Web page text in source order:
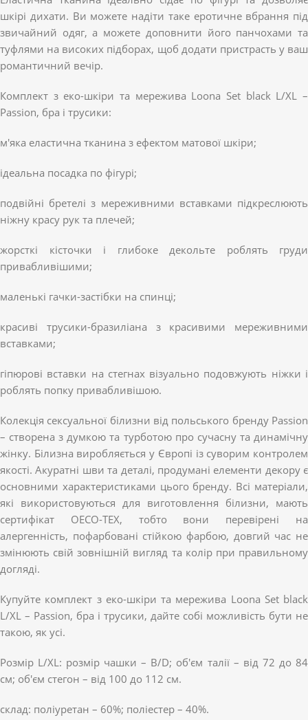
шкірі дихати. Ви можете надіти таке еротичне вбрання під
звичайний одяг, а можете доповнити його панчохами та
туфлями на високих підборах, щоб додати пристрасть у ваш
романтичний вечір.
Комплект з еко-шкіри та мережива Loona Set black L/XL –
Passion, бра і трусики:
м'яка еластична тканина з ефектом матової шкіри;
ідеальна посадка по фігурі;
подвійні бретелі з мереживними вставками підкреслюють
ніжну красу рук та плечей;
жорсткі кісточки і глибоке декольте роблять груди
привабливішими;
маленькі гачки-застібки на спинці;
красиві трусики-бразиліана з красивими мереживними
вставками;
гіпюрові вставки на стегнах візуально подовжують ніжки і
роблять попку привабливішою.
Колекція сексуальної білизни від польського бренду Passion
– створена з думкою та турботою про сучасну та динамічну
жінку. Білизна виробляється у Європі із суворим контролем
якості. Акуратні шви та деталі, продумані елементи декору є
основними характеристиками цього бренду. Всі матеріали,
які використовуються для виготовлення білизни, мають
сертифікат OECO-TEX, тобто вони перевірені на
алергенність, пофарбовані стійкою фарбою, довгий час не
змінюють свій зовнішній вигляд та колір при правильному
догляді.
Купуйте комплект з еко-шкіри та мережива Loona Set black
L/XL – Passion, бра і трусики, дайте собі можливість бути не
такою, як усі.
Розмір L/XL: розмір чашки – B/D; об'єм талії – від 72 до 84
см; об'єм стегон – від 100 до 112 см.
склад: поліуретан – 60%; поліестер – 40%.